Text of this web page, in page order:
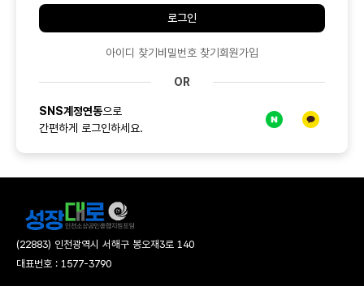
고
로그인
아이디 찾기비밀번호 찾기회원가입
OR
SNS계정연동으로
간편하게 로그인하세요.
네이버
(22883) 인천광역시 서해구 봉오재3로 140
대표번호 : 1577-3790